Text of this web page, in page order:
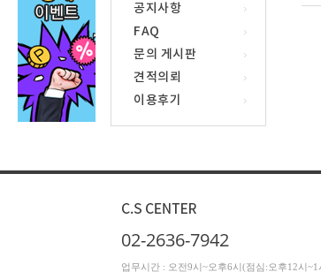
공지사항
FAQ
문의 게시판
견적의뢰
이용후기
02-2636-7942
업무시간 : 오전9시~오후6시(점심:오후12시~1